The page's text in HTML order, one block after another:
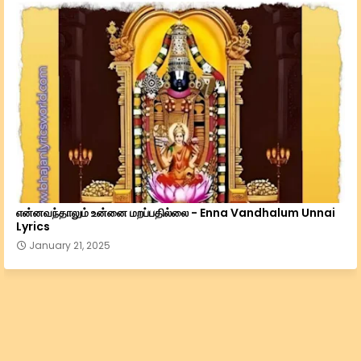
என்னவந்தாலும் உன்னை மறப்பதில்லை - Enna Vandhalum Unnai
Lyrics
January 21, 2025